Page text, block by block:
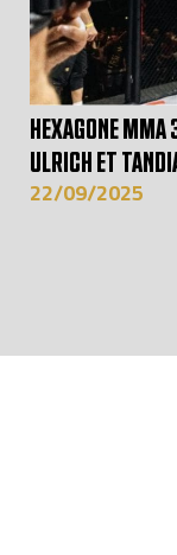
HEXAGONE MMA
ULRICH ET
22/09/2025